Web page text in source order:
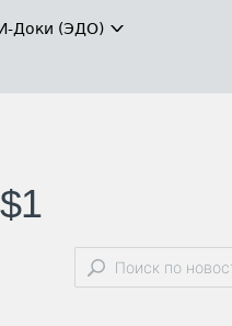
Доки (ЭДО)